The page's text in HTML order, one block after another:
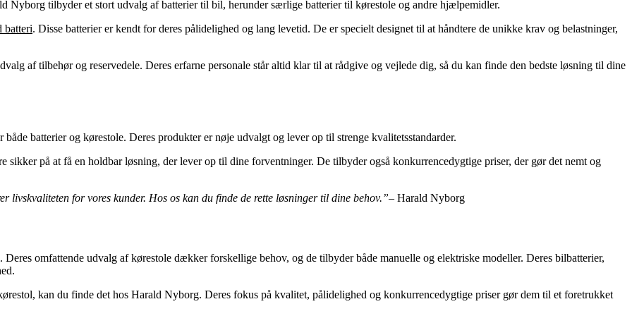
Nyborg tilbyder et stort udvalg af batterier til bil, herunder særlige batterier til kørestole og andre hjælpemidler.
batteri. Disse batterier er kendt for deres pålidelighed og lang levetid. De er specielt designet til at håndtere de unikke krav og belastninger,
af tilbehør og reservedele. Deres erfarne personale står altid klar til at rådgive og vejlede dig, så du kan finde den bedste løsning til dine
batterier og kørestole. Deres produkter er nøje udvalgt og lever op til strenge kvalitetsstandarder.
på at få en holdbar løsning, der lever op til dine forventninger. De tilbyder også konkurrencedygtige priser, der gør det nemt og
for vores kunder. Hos os kan du finde de rette løsninger til dine behov.”– Harald Nyborg
omfattende udvalg af kørestole dækker forskellige behov, og de tilbyder både manuelle og elektriske modeller. Deres bilbatterier,
kan du finde det hos Harald Nyborg. Deres fokus på kvalitet, pålidelighed og konkurrencedygtige priser gør dem til et foretrukket